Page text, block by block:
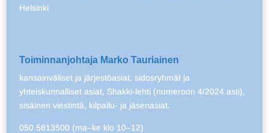
Helsinki
Toiminnanjohtaja Marko Tauriainen
kansainväliset ja järjestöasiat, sidosryhmät ja
yhteiskunnalliset asiat, Shakki-lehti (numeroon 4/2024 asti),
sisäinen viestintä, kilpailu- ja jäsenasiat.
050 5813500 (ma–ke klo 10–12)